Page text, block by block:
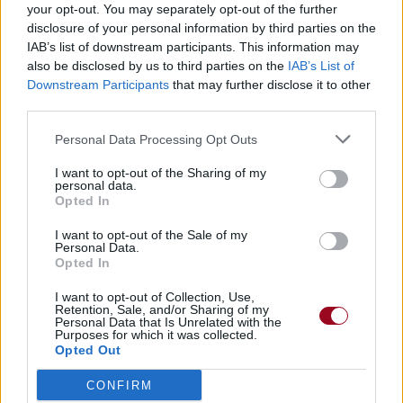
your opt-out. You may separately opt-out of the further
disclosure of your personal information by third parties on the
IAB’s list of downstream participants. This information may
also be disclosed by us to third parties on the IAB’s List of
Downstream Participants that may further disclose it to other
Personal Data Processing Opt Outs
I want to opt-out of the Sharing of my
personal data.
Opted In
I want to opt-out of the Sale of my
Personal Data.
Opted In
I want to opt-out of Collection, Use,
Retention, Sale, and/or Sharing of my
Personal Data that Is Unrelated with the
Purposes for which it was collected.
Opted Out
CONFIRM